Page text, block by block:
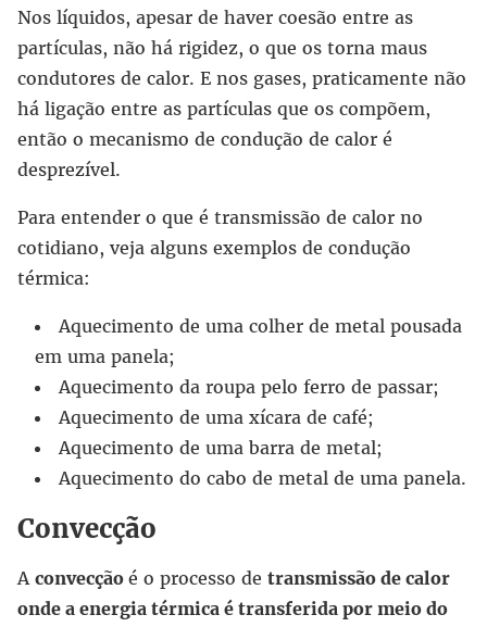
Nos líquidos, apesar de haver coesão entre as
partículas, não há rigidez, o que os torna maus
condutores de calor. E nos gases, praticamente não
há ligação entre as partículas que os compõem,
então o mecanismo de condução de calor é
desprezível.
Para entender o que é transmissão de calor no
cotidiano, veja alguns exemplos de condução
térmica:
Aquecimento de uma colher de metal pousada
em uma panela;
Aquecimento da roupa pelo ferro de passar;
Aquecimento de uma xícara de café;
Aquecimento de uma barra de metal;
Aquecimento do cabo de metal de uma panela.
Convecção
A convecção é o processo de transmissão de calor
onde a energia térmica é transferida por meio do